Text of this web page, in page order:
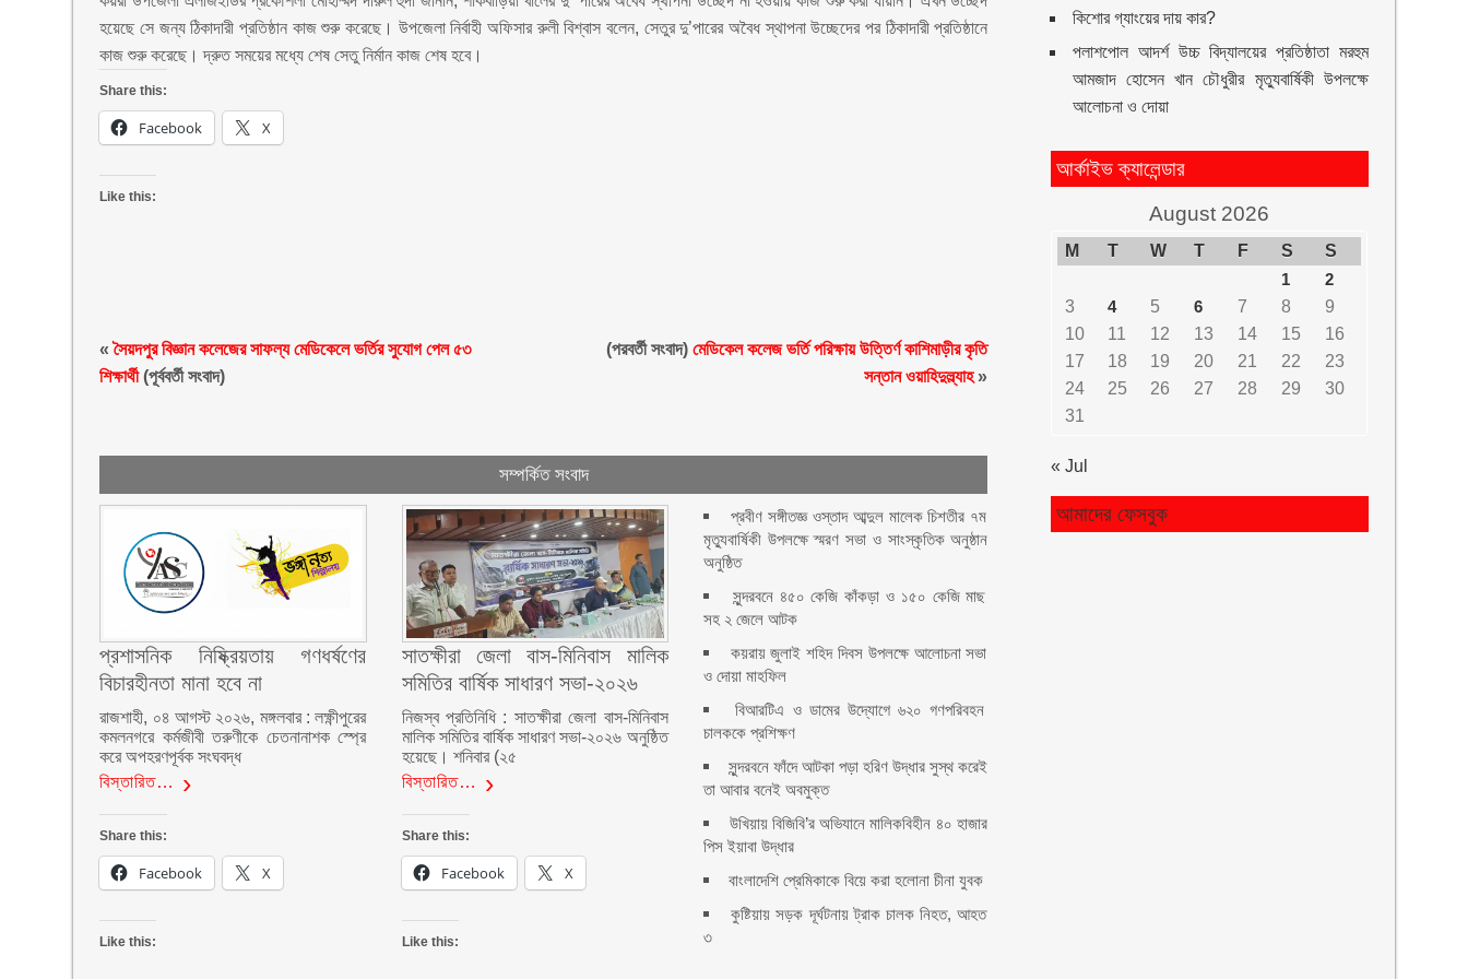
হয়েছে সে জন্য ঠিকাদারী প্রতিষ্ঠান কাজ শুরু করেছে। উপজেলা নির্বাহী অফিসার রুলী বিশ্বাস বলেন, সেতুর দু’পারের অবৈধ স্থাপনা উচ্ছেদের পর ঠিকাদারী প্রতিষ্ঠানে
কাজ শুরু করেছে। দ্রুত সময়ের মধ্যে শেষ সেতু নির্মান কাজ শেষ হবে।
Share this:
Facebook X
Like this:
«সৈয়দপুর বিজ্ঞান কলেজের সাফল্য মেডিকেলে ভর্তির সুযোগ পেল ৫৩
শিক্ষার্থী(পূর্ববর্তী সংবাদ)
(পরবর্তী সংবাদ)মেডিকেল কলেজ ভর্তি পরিক্ষায় উত্তির্ণ কাশিমাড়ীর কৃতি
সন্তান ওয়াহিদুল্ল্যাহ»
সম্পর্কিত সংবাদ
প্রশাসনিক নিষ্ক্রিয়তায় গণধর্ষণের
বিচারহীনতা মানা হবে না
রাজশাহী, ০৪ আগস্ট ২০২৬, মঙ্গলবার : লক্ষ্ণীপুরের
কমলনগরে কর্মজীবী তরুণীকে চেতনানাশক স্প্রে
করে অপহরণপূর্বক সংঘবদ্ধ
বিস্তারিত…
Share this:
Facebook X
Like this:
সাতক্ষীরা জেলা বাস-মিনিবাস মালিক
সমিতির বার্ষিক সাধারণ সভা-২০২৬
নিজস্ব প্রতিনিধি : সাতক্ষীরা জেলা বাস-মিনিবাস
মালিক সমিতির বার্ষিক সাধারণ সভা-২০২৬ অনুষ্ঠিত
হয়েছে। শনিবার (২৫
বিস্তারিত…
Share this:
Facebook X
Like this:
প্রবীণ সঙ্গীতজ্ঞ ওস্তাদ আব্দুল মালেক চিশতীর ৭ম
মৃত্যুবার্ষিকী উপলক্ষে স্মরণ সভা ও সাংস্কৃতিক অনুষ্ঠান
অনুষ্ঠিত
সুন্দরবনে ৪৫০ কেজি কাঁকড়া ও ১৫০ কেজি মাছ
সহ ২ জেলে আটক
কয়রায় জুলাই শহিদ দিবস উপলক্ষে আলোচনা সভা
ও দোয়া মাহফিল
বিআরটিএ ও ডামের উদ্যোগে ৬২০ গণপরিবহন
চালককে প্রশিক্ষণ
সুন্দরবনে ফাঁদে আটকা পড়া হরিণ উদ্ধার সুস্থ করেই
তা আবার বনেই অবমুক্ত
উখিয়ায় বিজিবি’র অভিযানে মালিকবিহীন ৪০ হাজার
পিস ইয়াবা উদ্ধার
বাংলাদেশি প্রেমিকাকে বিয়ে করা হলোনা চীনা যুবক
কুষ্টিয়ায় সড়ক দূর্ঘটনায় ট্রাক চালক নিহত, আহত
৩
কিশোর গ্যাংয়ের দায় কার?
পলাশপোল আদর্শ উচ্চ বিদ্যালয়ের প্রতিষ্ঠাতা মরহুম
আমজাদ হোসেন খান চৌধুরীর মৃত্যুবার্ষিকী উপলক্ষে
আলোচনা ও দোয়া
আর্কাইভ ক্যালেন্ডার
August 2026
M T W T F S
S
1
2
3
4 5 6 7 8
9
10
11 12 13 14 15
16
17
18 19 20 21 22
23
24
25 26 27 28 29
30
31
« Jul
আমাদের ফেসবুক